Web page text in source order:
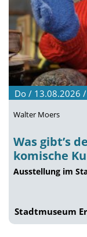
Do / 13.08.2026
Walter Moers
Was gibt’s
komische
Ausstellung im
Stadtmuseum